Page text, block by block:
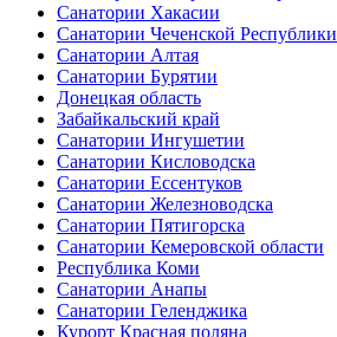
Санатории Хакасии
Санатории Чеченской Республики
Санатории Алтая
Санатории Бурятии
Донецкая область
Забайкальский край
Санатории Ингушетии
Санатории Кисловодска
Санатории Ессентуков
Санатории Железноводска
Санатории Пятигорска
Санатории Кемеровской области
Республика Коми
Санатории Анапы
Санатории Геленджика
Курорт Красная поляна